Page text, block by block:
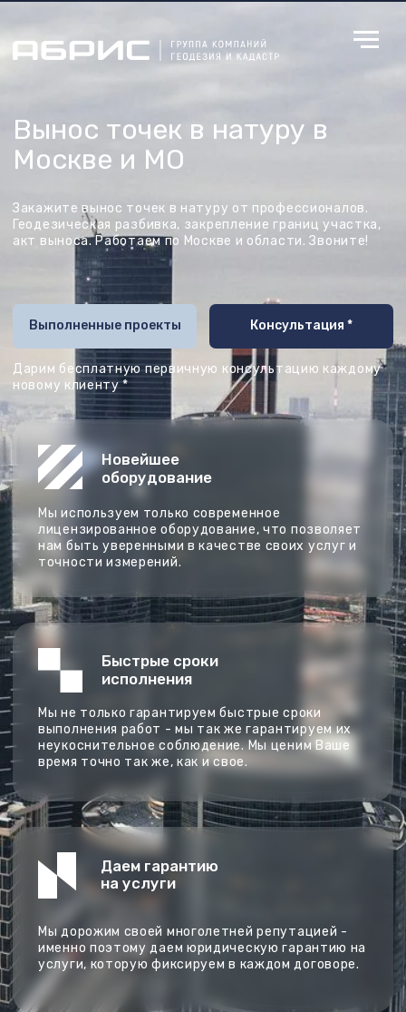
Скролл далее /
Адрес офиса : Москва, 1-я Дубровская ул., дом 13A
строение 2, Офис: 301. (ст.м. "Пролетарская",
"Волгоградский Проспект", "Дубровка").
Новейшее
Мы используем только современное
лицензированное оборудование, что позволяет
нам быть уверенными в качестве своих услуг и
точности измерений.
Быстрые сроки
исполнения
Мы не только гарантируем быстрые сроки
выполнения работ - мы так же гарантируем их
неукоснительное соблюдение. Мы ценим Ваше
время точно так же, как и свое.
Мы дорожим своей многолетней репутацией -
именно поэтому даем юридическую гарантию на
Даем гарантию
Наша команда - главный актив нашей компании.
Штат состоит только из дипломированных
специалистов, которые позволяют нам быть
уверенными в качестве оказываемых услуг.
Закажите вынос точек в натуру от профессионалов.
Геодезическая разбивка, закрепление границ участка,
акт выноса. Работаем по Москве и области. Звоните!
Москве и МО
Дарим бесплатную первичную консультацию каждому
новому клиенту *
Консультация *
Выполненные проекты